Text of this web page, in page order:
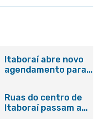
Itaboraí abre novo
agendamento para
Ruas do centro de
Itaboraí passam a